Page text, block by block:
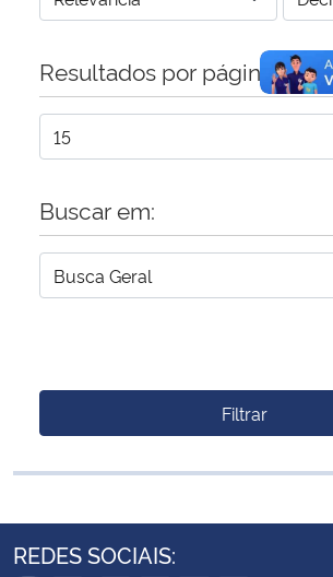
Resultados por página:
Buscar em:
Filtrar
REDES SOCIAIS: